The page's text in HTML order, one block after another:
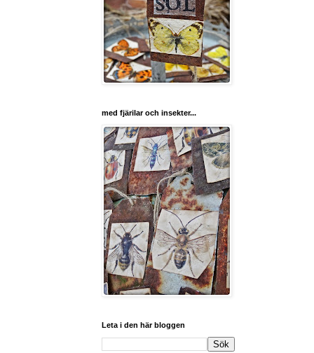
med fjärilar och insekter...
Leta i den här bloggen